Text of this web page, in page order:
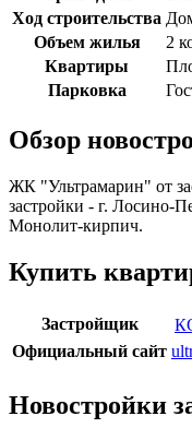
Ход строительства
Объем жилья
2
Квартиры
Парковка
Обзор
ЖК "Ультрамарин" от
застройки - г. Лосино-
Монолит-кирпич.
Купить
Застройщик
Официальный сайт
Новостройки